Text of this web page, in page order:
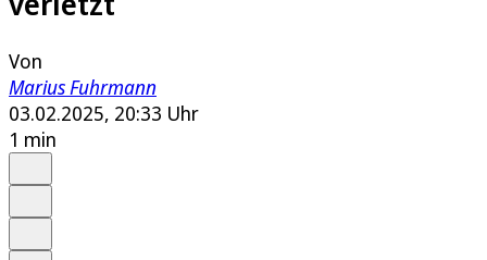
Von
Marius Fuhrmann
03.02.2025, 20:33 Uhr
1 min